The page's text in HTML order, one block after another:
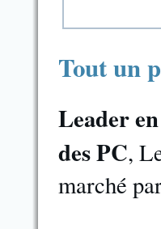
Tout un
Leader
des PC,
marché